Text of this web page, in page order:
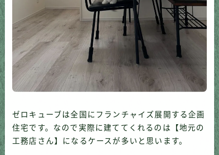
ゼロキューブは全国にフランチャイズ展開する企画
住宅です。なので実際に建ててくれるのは【地元の
工務店さん】になるケースが多いと思います。